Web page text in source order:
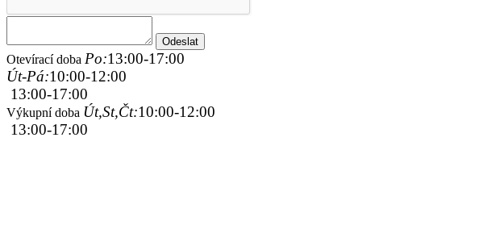
Otevírací doba Po:13:00-17:00
Út-Pá:10:00-12:00
13:00-17:00
Výkupní doba Út,St,Čt:10:00-12:00
13:00-17:00